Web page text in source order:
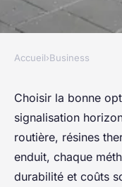
Pose
choisissez
vous
Accueil›Business
Choisir la bonne
signalisation
routière, résines
enduit, chaque
durabilité et coûts